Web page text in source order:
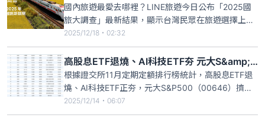
國內旅遊最愛去哪裡？LINE旅遊今日公布「2025國
旅大調查」最新結果，顯示台灣民眾在旅遊選擇上更
重視短天數、便利性與熟悉感，其中「花東地區」以
遼闊自然景觀與放鬆節奏奪下最想前往國旅目的地冠
軍，其後依序為宜蘭、台南，第四、第五名則為澎湖
與高雄。
2025/12/18・02:32
高股息ETF退燒、AI科技ETF夯 元大S&amp;P500ETF擠進定期定額第10名
根據證交所11月定期定額排行榜統計，高股息ETF退
燒、AI科技ETF正夯，元大S&P500（00646）擠進
定期定額第十名，同時，富邦NASDAQ（00662）、
國泰費城半導體（00830）也都在前15名之列。觀察
2025/12/14・06:07